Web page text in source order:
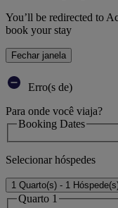
You’ll be redirected to
book your stay
Fechar janela
Erro(s de)
Para onde você viaja?
Booking Dates
Selecionar hóspedes
1 Quarto(s) - 1
Quarto 1